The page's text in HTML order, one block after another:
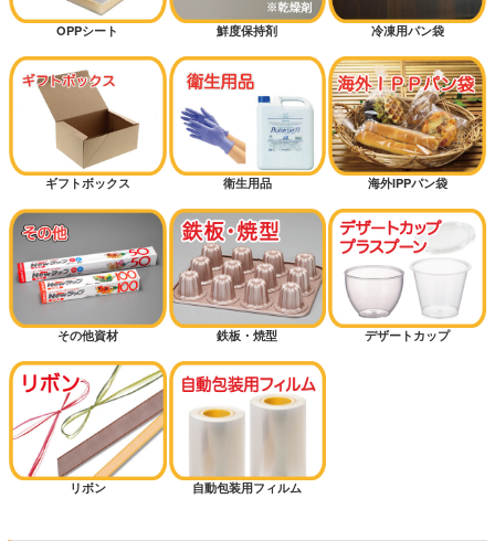
OPPシート 鮮度保持剤 冷凍用パン袋
ギフトボックス 衛生用品 海外IPPパン袋
その他資材 鉄板・焼型 デザートカップ
リボン 自動包装用フィルム